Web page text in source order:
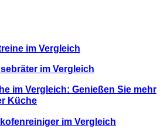
im Vergleich
im Vergleich
im Vergleich: Genießen Sie mehr
Küche
im Vergleich